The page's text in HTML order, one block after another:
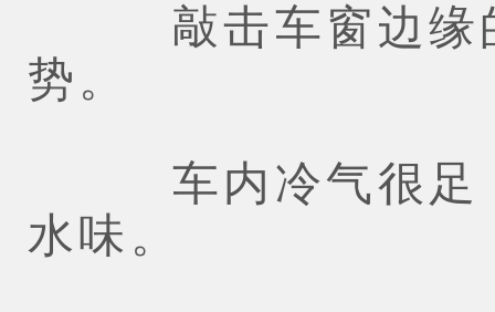
敲击车窗边缘的
势。
车内冷气很足，
水味。